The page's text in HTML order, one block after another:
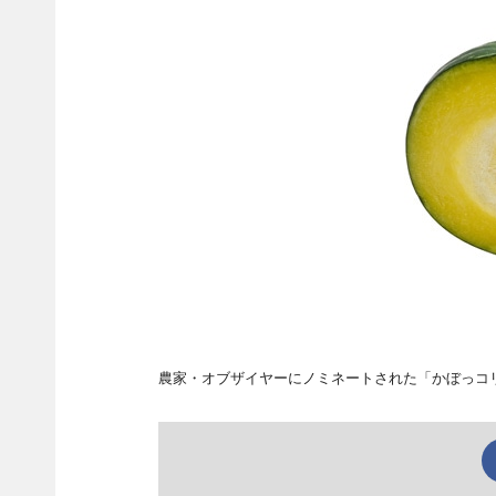
農家・オブザイヤーにノミネートされた「かぼっコ